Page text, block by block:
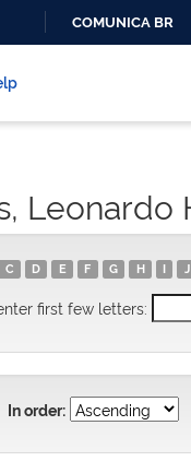
COMUNICA BR
Leonardo
C D E F G H J
first few letters:
In order: